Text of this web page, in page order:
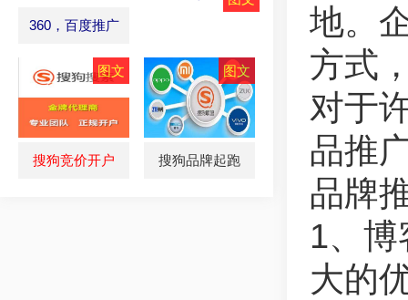
360，百度推广
搜狗竞价开户 搜狗品牌起跑
地。
方式
对于
品推
品牌
1、
大的